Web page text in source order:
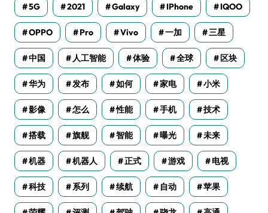
5G 2021 Galaxy IPhone IQOO
OPPO Pro Vivo 一加 三星
中国 人工智能 体验 全球 区块
华为 发布 如何 家电 小米
影像 怎么 性能 手机 技术
搭载 旗舰 智能 曝光 未来
机器 机器人 正式 游戏 电视
科技 系列 续航 自动 苹果